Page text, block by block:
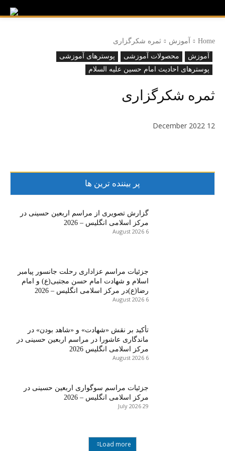
Home آموزش
ثمره شکرگزاری
آموزش
محصولات آموزشی
پوسترهای آموزشی
پوسترهای احادیث امام حسین علیه السلام
ثمره شکرگزاری
12 December 2022
پر بیننده ترین ها
گزارش تصویری از مراسم اربعین حسینی در
مرکز اسلامی انگلیس – 2026
6 August 2026
جزئیات مراسم عزاداری رحلت جانسور پیامبر
اسلام و شهادت امام حسن مجتبی(ع) و امام
رضا(ع)در مرکز اسلامی انگلیس – 2026
6 August 2026
تأکید بر نقش «شهادت» و «شاهد بودن» در
ماندگاری عاشورا در مراسم اربعین حسینی در
مرکز اسلامی انگلیس 2026
6 August 2026
جزئیات مراسم سوگواری اربعین حسینی در
مرکز اسلامی انگلیس – 2026
29 July 2026
Load more